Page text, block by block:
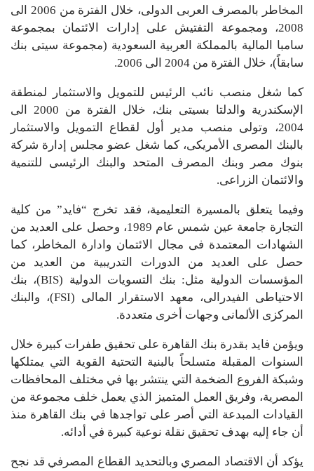
المخاطر بالمصرف العربى الدولى، خلال الفترة من 2006 الى
2008، ومجموعة التفتیش على إدارات الائتمان بمجموعة
سامبا المالیة بالمملكة العربیة السعودیة (مجموعة سیتى بنك
سابقاً)، خلال الفترة من 2004 الى 2006.
كما شغل منصب نائب الرئیس للتمویل والاستثمار لمنطقة
الإسكندریة والدلتا بسیتى بنك، خلال الفترة من 2000 الى
2004، وتولى منصب مدیر أول لقطاع التمویل والاستثمار
بالبنك المصرى الأمریكى، كما شغل عضو مجلس إدارة شركة
بنوك مصر وبنك المصرف المتحد والبنك الرئیسى للتنمیة
والائتمان الزراعى.
وفیما یتعلق بالمسیرة التعلیمیة، فقد تخرج “فاید” من كلیة
التجارة جامعة عین شمس عام 1989، وحصل على العدید من
الشھادات المعتمدة فى مجال الائتمان وادارة المخاطر، كما
حصل على العدید من الدورات التدریبیة من العدید من
المؤسسات الدولیة مثل: بنك التسویات الدولیة (BIS)، بنك
الاحتیاطى الفیدرالى، معھد الاستقرار المالى (FSI)، والبنك
المركزى الألمانى وجھات أخرى متعددة.
ويؤمن فايد بقدرة بنك القاهرة على تحقيق طفرات كبيرة خلال
السنوات المقبلة متسلحاً بالبنية التحتية القوية التي يمتلكها
وشبكة الفروع الضخمة التي ينتشر بها في مختلف المحافظات
المصرية، وفريق العمل المتميز الذي يعمل خلف مجموعة من
القيادات المبدعة التي أصر على تواجدها في بنك القاهرة منذ
أن جاء إليه بهدف تحقيق نقلة نوعية كبيرة في أدائه.
يؤكد أن الاقتصاد المصري وبالتحديد القطاع المصرفي قد نجح